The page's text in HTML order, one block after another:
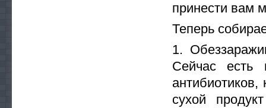
принести вам
Теперь
1.
Сейчас есть
сухой